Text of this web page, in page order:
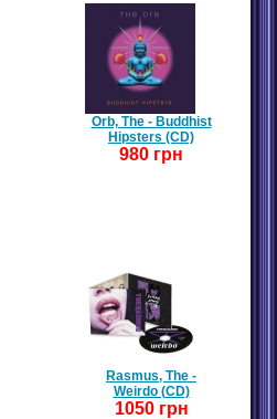
Orb, The - Buddhist
Hipsters (CD)
980 грн
Rasmus, The -
Weirdo (CD)
1050 грн